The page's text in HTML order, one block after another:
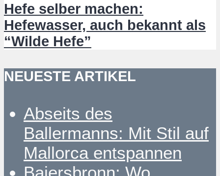
Hefe selber machen:
Hefewasser, auch bekannt als
“Wilde Hefe”
NEUESTE ARTIKEL
Abseits des
Ballermanns: Mit Stil auf
Mallorca entspannen
Baiersbronn: Wo